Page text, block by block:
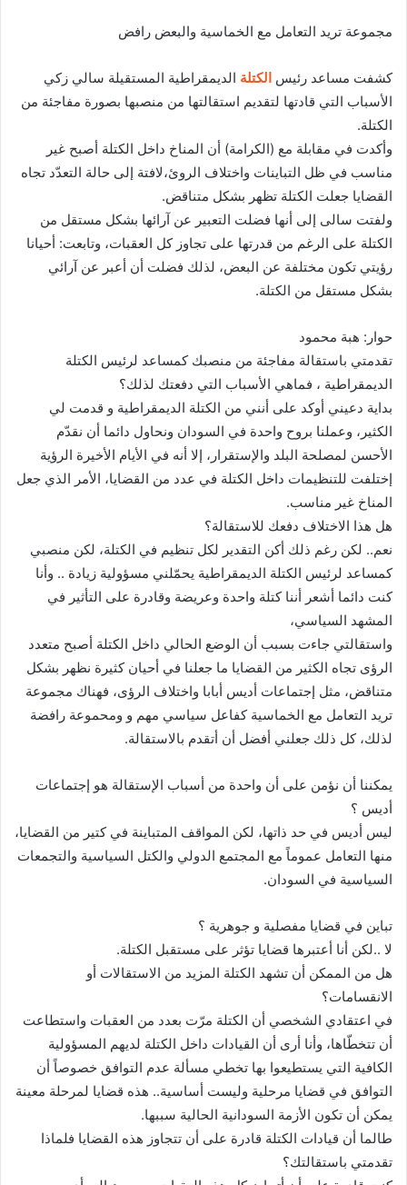
مجموعة تريد التعامل مع الخماسية والبعض رافض
كشفت مساعد رئيس الكتلة الديمقراطية المستقيلة سالي زكي
الأسباب التي قادتها لتقديم استقالتها من منصبها بصورة مفاجئة من
الكتلة.
وأكدت في مقابلة مع (الكرامة) أن المناخ داخل الكتلة أصبح غير
مناسب في ظل التباينات واختلاف الروئ،لافتة إلى حالة التعدّد تجاه
القضايا جعلت الكتلة تظهر بشكل متناقض.
ولفتت سالى إلى أنها فضلت التعبير عن آرائها بشكل مستقل من
الكتلة على الرغم من قدرتها على تجاوز كل العقبات، وتابعت: أحيانا
رؤيتي تكون مختلفة عن البعض، لذلك فضلت أن أعبر عن آرائي
بشكل مستقل من الكتلة.
حوار: هبة محمود
تقدمتي باستقالة مفاجئة من منصبك كمساعد لرئيس الكتلة
الديمقراطية ، فماهي الأسباب التي دفعتك لذلك؟
بداية دعيني أوكد على أنني من الكتلة الديمقراطية و قدمت لي
الكثير، وعملنا بروح واحدة في السودان ونحاول دائما أن نقدّم
الأحسن لمصلحة البلد والإستقرار، إلا أنه في الأيام الأخيرة الرؤية
إختلفت للتنظيمات داخل الكتلة في عدد من القضايا، الأمر الذي جعل
المناخ غير مناسب.
هل هذا الاختلاف دفعك للاستقالة؟
نعم.. لكن رغم ذلك أكن التقدير لكل تنظيم في الكتلة، لكن منصبي
كمساعد لرئيس الكتلة الديمقراطية يحمّلني مسؤولية زيادة .. وأنا
كنت دائما أشعر أننا كتلة واحدة وعريضة وقادرة على التأثير في
المشهد السياسي،
واستقالتي جاءت بسبب أن الوضع الحالي داخل الكتلة أصبح متعدد
الرؤى تجاه الكثير من القضايا ما جعلنا في أحيان كثيرة نظهر بشكل
متناقض، مثل إجتماعات أديس أبابا واختلاف الرؤى، فهناك مجموعة
تريد التعامل مع الخماسية كفاعل سياسي مهم و ومحموعة رافضة
لذلك، كل ذلك جعلني أفضل أن أتقدم بالاستقالة.
يمكننا أن نؤمن على أن واحدة من أسباب الإستقالة هو إجتماعات
أديس ؟
ليس أديس في حد ذاتها، لكن المواقف المتباينة في كتير من القضايا،
منها التعامل عموماً مع المجتمع الدولي والكتل السياسية والتجمعات
السياسية في السودان.
تباين في قضايا مفصلية و جوهرية ؟
لا ..لكن أنا أعتبرها قضايا تؤثر على مستقبل الكتلة.
هل من الممكن أن تشهد الكتلة المزيد من الاستقالات أو
الانقسامات؟
في اعتقادي الشخصي أن الكتلة مرّت بعدد من العقبات واستطاعت
أن تتخطّاها، وأنا أرى أن القيادات داخل الكتلة لديهم المسؤولية
الكافية التي يستطيعوا بها تخطي مسألة عدم التوافق خصوصاً أن
التوافق في قضايا مرحلية وليست أساسية.. هذه قضايا لمرحلة معينة
يمكن أن تكون الأزمة السودانية الحالية سببها.
طالما أن قيادات الكتلة قادرة على أن تتجاوز هذه القضايا فلماذا
تقدمتي باستقالتك؟